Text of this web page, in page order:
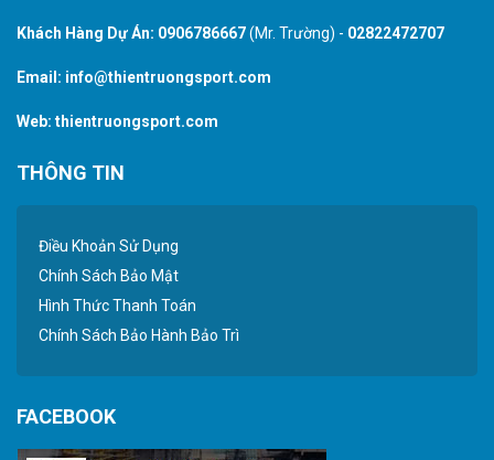
Khách Hàng Dự Án: 0906786667(Mr. Trường) - 02822472707
Email: info@thientruongsport.com
Web: thientruongsport.com
THÔNG TIN
Điều Khoản Sử Dụng
Chính Sách Bảo Mật
Hình Thức Thanh Toán
Chính Sách Bảo Hành Bảo Trì
FACEBOOK